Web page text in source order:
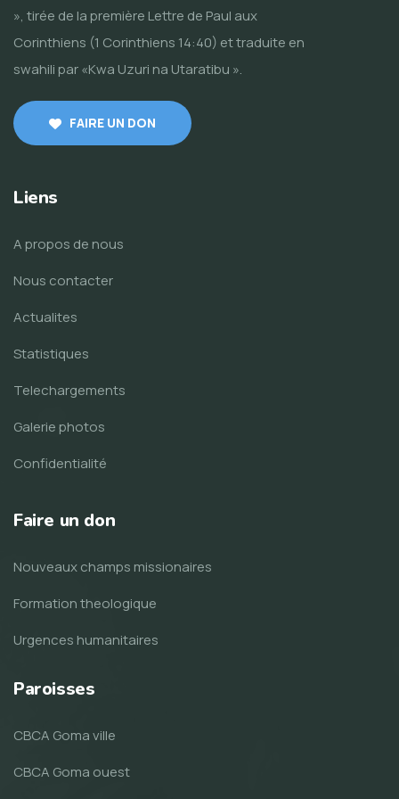
», tirée de la première Lettre de Paul aux
Corinthiens (1 Corinthiens 14:40) et traduite en
swahili par «Kwa Uzuri na Utaratibu ».
FAIRE UN DON
Liens
A propos de nous
Nous contacter
Actualites
Statistiques
Telechargements
Galerie photos
Confidentialité
Faire un don
Nouveaux champs missionaires
Formation theologique
Urgences humanitaires
Paroisses
CBCA Goma ville
CBCA Goma ouest